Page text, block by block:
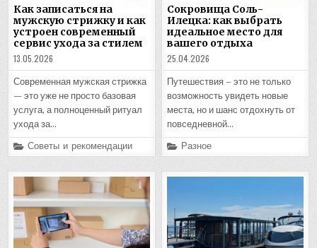
Как записаться на
мужскую стрижку и как
устроен современный
сервис ухода за стилем
13.05.2026
Современная мужская стрижка
— это уже не просто базовая
услуга, а полноценный ритуал
ухода за…
Posted
in
Советы и рекомендации
Сокровища Соль-
Илецка: как выбрать
идеальное место для
вашего отдыха
25.04.2026
Путешествия – это не только
возможность увидеть новые
места, но и шанс отдохнуть от
повседневной…
Posted
in
Разное